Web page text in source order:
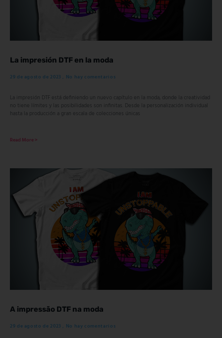
La impresión DTF en la moda
29 de agosto de 2023 No hay comentarios
La impresión DTF está definiendo un nuevo capítulo en la moda, donde la creatividad
no tiene límites y las posibilidades son infinitas. Desde la personalización individual
hasta la producción a gran escala de colecciones únicas
Read More >
A impressão DTF na moda
29 de agosto de 2023 No hay comentarios